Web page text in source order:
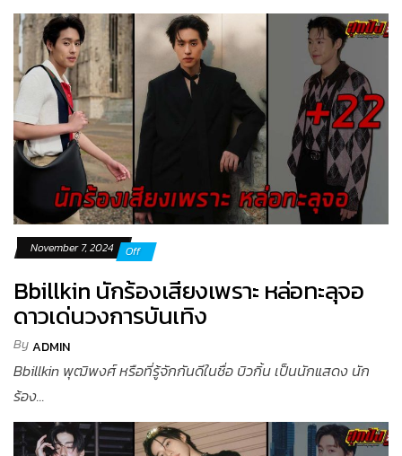
November 7, 2024 Off
Bbillkin นักร้องเสียงเพราะ หล่อทะลุจอ
ดาวเด่นวงการบันเทิง
ByADMIN
Bbillkin พุฒิพงศ์ หรือที่รู้จักกันดีในชื่อ บิวกิ้น เป็นนักแสดง นัก
ร้อง...